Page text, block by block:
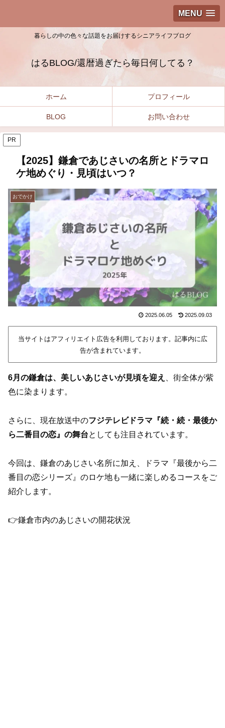
MENU
暮らしの中の色々な話題をお届けするシニアライフブログ
はるBLOG/還暦過ぎたら毎日何してる？
ホーム プロフィール
BLOG お問い合わせ
PR
【2025】鎌倉であじさいの名所とドラマロ
ケ地めぐり・見頃はいつ？
おでかけ
2025.06.05 2025.09.03
当サイトはアフィリエイト広告を利用しております。記事内に広
告が含まれています。
6月の鎌倉は、美しいあじさいが見頃を迎え
、街全体が紫
色に染まります。
さらに、現在放送中のフジテレビドラマ『続・続・最後か
ら二番目の恋』の舞台としても注目されています。
今回は、鎌倉のあじさい名所に加え、ドラマ『最後から二
番目の恋シリーズ』のロケ地も一緒に楽しめるコースをご
紹介します。
👉鎌倉市内のあじさいの開花状況